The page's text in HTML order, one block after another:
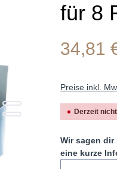
für 8
34,81
Preise inkl.
Derzeit
Wir sagen
eine kurze